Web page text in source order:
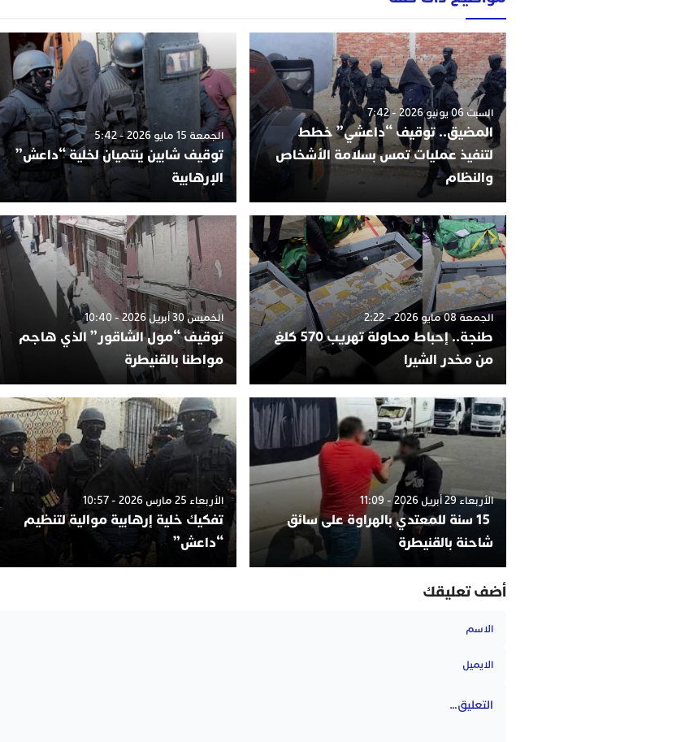
السبت 06 يونيو 2026 - 7:42
المضيق.. توقيف “داعشي” خطط
لتنفيذ عمليات تمس بسلامة الأشخاص
والنظام
الجمعة 15 مايو 2026 - 5:42
توقيف شابين ينتميان لخلية “داعش”
الإرهابية
الجمعة 08 مايو 2026 - 2:22
طنجة.. إحباط محاولة تهريب 570 كلغ
من مخدر الشيرا
الخميس 30 أبريل 2026 - 10:40
توقيف “مول الشاقور” الذي هاجم
مواطنا بالقنيطرة
الأربعاء 29 أبريل 2026 - 11:09
15 سنة للمعتدي بالهراوة على سائق
شاحنة بالقنيطرة
الأربعاء 25 مارس 2026 - 10:57
تفكيك خلية إرهابية موالية لتنظيم
“داعش”
أضف تعليقك